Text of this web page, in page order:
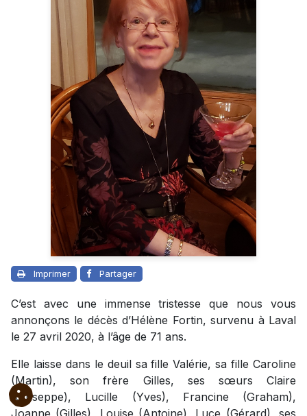
Imprimer Partager
C’est avec une immense tristesse que nous vous
annonçons le décès d’Hélène Fortin, survenu à Laval
le 27 avril 2020, à l’âge de 71 ans.
Elle laisse dans le deuil sa fille Valérie, sa fille Caroline
(Martin), son frère Gilles, ses sœurs Claire
(Giuseppe), Lucille (Yves), Francine (Graham),